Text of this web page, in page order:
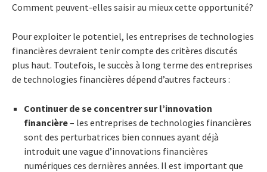
Comment peuvent-elles saisir au mieux cette opportunité?
Pour exploiter le potentiel, les entreprises de technologies
financières devraient tenir compte des critères discutés
plus haut. Toutefois, le succès à long terme des entreprises
de technologies financières dépend d’autres facteurs :
Continuer de se concentrer sur l’innovation
financière– les entreprises de technologies financières
sont des perturbatrices bien connues ayant déjà
introduit une vague d’innovations financières
numériques ces dernières années. Il est important que